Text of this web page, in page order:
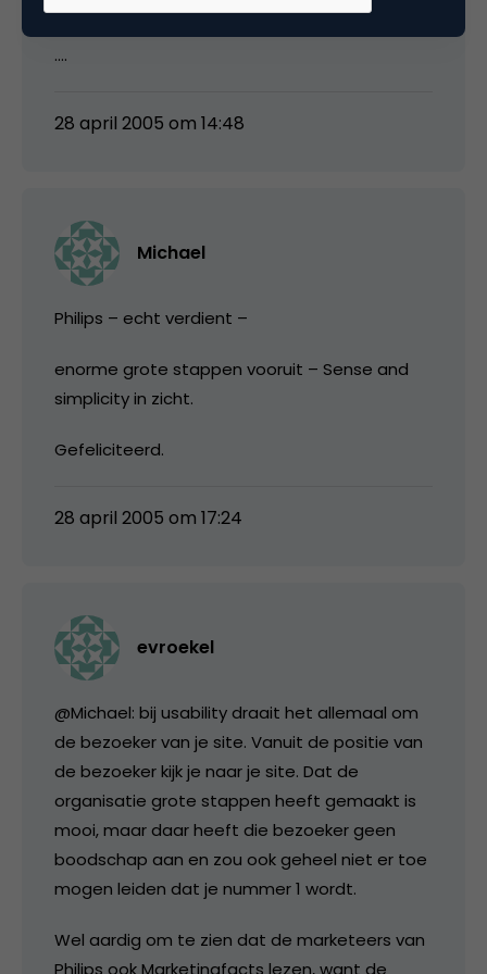
….
28 april 2005 om 14:48
Michael
Philips – echt verdient –
enorme grote stappen vooruit – Sense and
simplicity in zicht.
Gefeliciteerd.
28 april 2005 om 17:24
evroekel
@Michael: bij usability draait het allemaal om
de bezoeker van je site. Vanuit de positie van
de bezoeker kijk je naar je site. Dat de
organisatie grote stappen heeft gemaakt is
mooi, maar daar heeft die bezoeker geen
boodschap aan en zou ook geheel niet er toe
mogen leiden dat je nummer 1 wordt.
Wel aardig om te zien dat de marketeers van
Philips ook Marketingfacts lezen, want de